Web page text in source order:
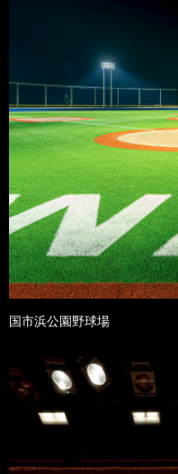
国市浜公園野球場